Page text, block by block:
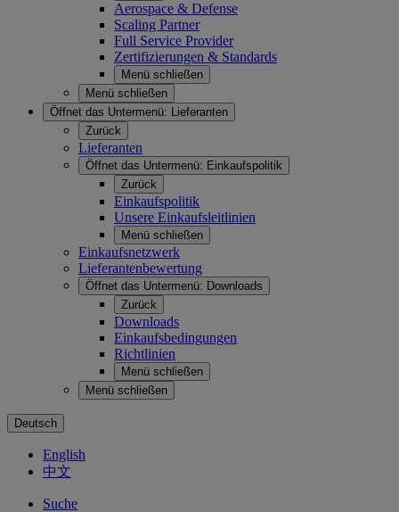
Aerospace & Defense
Scaling Partner
Full Service Provider
Zertifizierungen & Standards
Menü schließen
Menü schließen
Öffnet das Untermenü: Lieferanten
Zurück
Lieferanten
Öffnet das Untermenü: Einkaufspolitik
Zurück
Einkaufspolitik
Unsere Einkaufsleitlinien
Menü schließen
Einkaufsnetzwerk
Lieferantenbewertung
Öffnet das Untermenü: Downloads
Zurück
Downloads
Einkaufsbedingungen
Richtlinien
Menü schließen
Menü schließen
Deutsch
English
中文
Suche